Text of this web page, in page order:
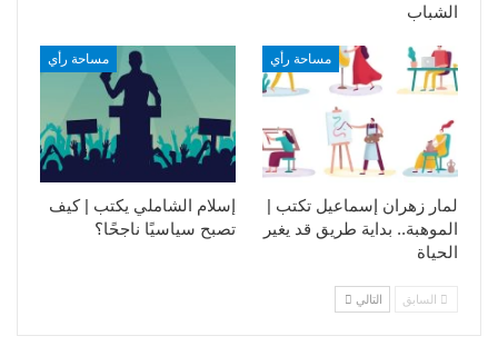
الشباب
مساحة رأي
إسلام الشاملي يكتب | كيف
تصبح سياسيًا ناجحًا؟
مساحة رأي
لمار زهران إسماعيل تكتب |
الموهبة.. بداية طريق قد يغير
الحياة
السابق التالي